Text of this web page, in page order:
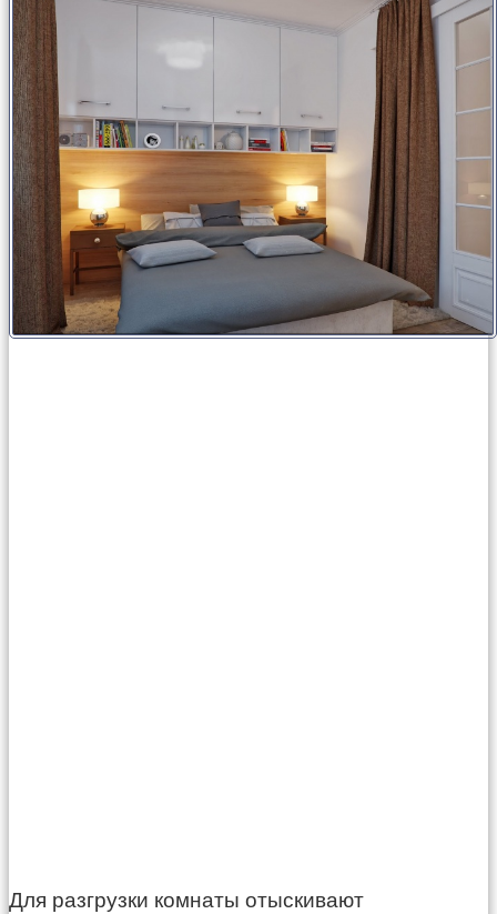
Для разгрузки комнаты отыскивают